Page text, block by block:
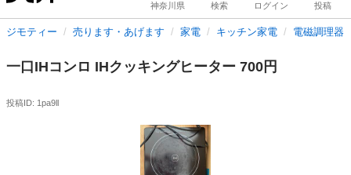
神奈川県 検索 ログイン 投稿
ジモティー 売ります・あげます 家電 キッチン家電 電磁調理器
一口IHコンロ IHクッキングヒーター 700円
投稿ID: 1pa9ll